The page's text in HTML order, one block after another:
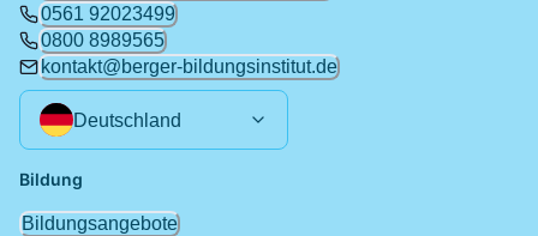
0561 92023499
0800 8989565
kontakt@berger-bildungsinstitut.de
Deutschland
Bildung
Bildungsangebote